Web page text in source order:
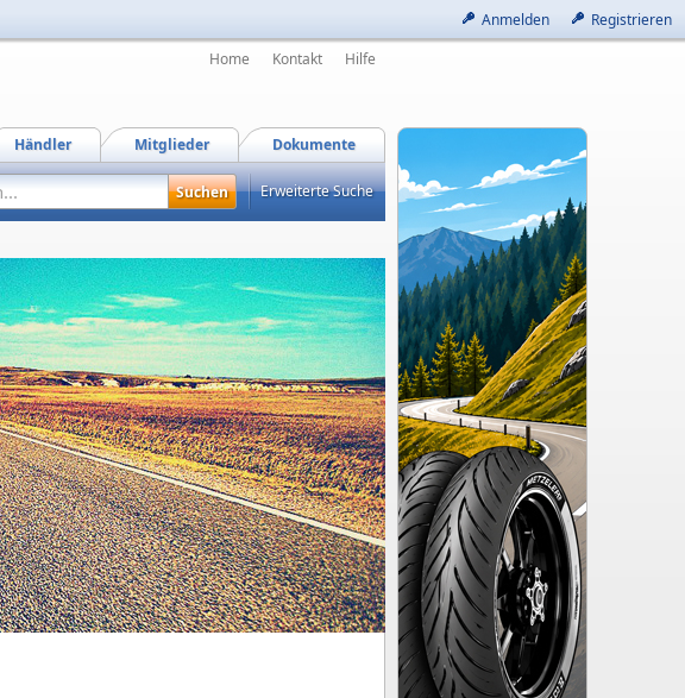
Anmelden Registrieren
Home Kontakt Hilfe
Dokumente
Mitglieder
Händler
Erweiterte Suche